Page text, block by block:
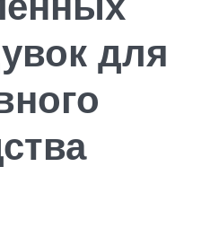
для